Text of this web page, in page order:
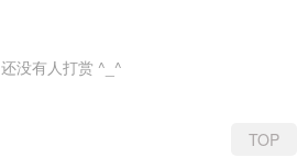
还没有人打赏 ^_^
TOP